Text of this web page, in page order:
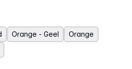
Orange - Geel
Orange